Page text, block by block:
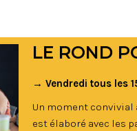
LE ROND
→ Vendredi tous les
Un moment convivial
est élaboré avec les